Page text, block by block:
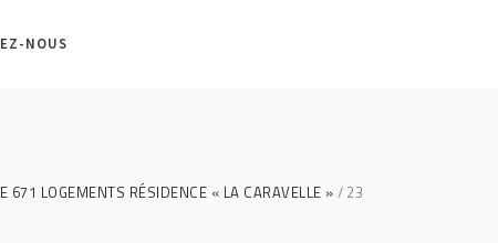
NOUS
671 LOGEMENTS RÉSIDENCE « LA CARAVELLE » 23